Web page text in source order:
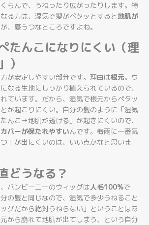
らんで、うねったり広がったりします。特
る方は、湿気で髪がペタッとすると地肌が
、憂うつなところですよね。
たんこになりにくい（理
）
が安定しやすい部分です。理由は根元。ウ
なる生地にしっかり植えられているので、
ています。だから、湿気で根元からペタッ
が起こりにくい。自分の髪のように「湿気
んこ→地肌が透ける」が起きにくいので、
バーが保たれやすいんです。梅雨に一番気
」が出にくいのは、いい点かなと思いま
どうなる？
バンビーニーのウィッグは人毛100%で
の髪と同じなので、湿気で多少うねること
グだから絶対うねらない」ということはあ
から崩れて地肌が出てしまう、という自分